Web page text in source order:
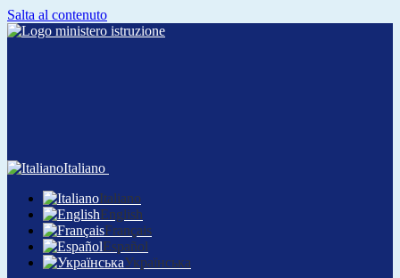
Salta al contenuto
Italiano
Italiano
English
Français
Español
Українська